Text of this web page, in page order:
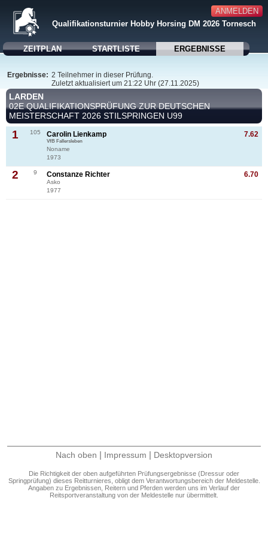
ANMELDEN
Qualifikationsturnier Hobby Horsing DM 2026 Tornesch
ZEITPLAN STARTLISTE ERGEBNISSE
Ergebnisse: 2 Teilnehmer in dieser Prüfung.
Zuletzt aktualisiert um 21:22 Uhr (27.11.2025)
LARDEN
02E QUALIFIKATIONSPRÜFUNG ZUR DEUTSCHEN
MEISTERSCHAFT 2026 STILSPRINGEN U99
1 105 7.62
Carolin Lienkamp
VfB Fallersleben
Noname
1973
2 9 6.70
Constanze Richter
Asko
1977
Nach oben | Impressum | Desktopversion
Die Richtigkeit der oben aufgeführten Prüfungsergebnisse (Dressur oder
Springprüfung) dieses Reitturnieres, obligt dem Verantwortungsbereich der Meldestelle.
Angaben zu Ergebnissen, Reitern und Pferden werden uns im Verlauf der
Reitsportveranstaltung von der Meldestelle nur übermittelt.